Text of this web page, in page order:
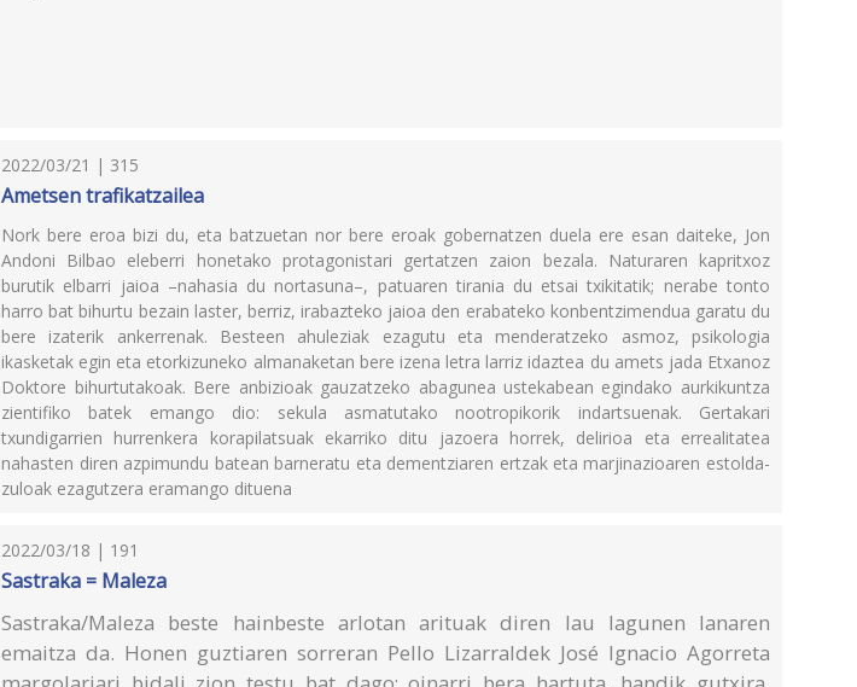
2022/03/21 | 315
Ametsen trafikatzailea
Nork bere eroa bizi du, eta batzuetan nor bere eroak gobernatzen duela ere esan daiteke, Jon
Andoni Bilbao eleberri honetako protagonistari gertatzen zaion bezala. Naturaren kapritxoz
burutik elbarri jaioa –nahasia du nortasuna–, patuaren tirania du etsai txikitatik; nerabe tonto
harro bat bihurtu bezain laster, berriz, irabazteko jaioa den erabateko konbentzimendua garatu du
bere izaterik ankerrenak. Besteen ahuleziak ezagutu eta menderatzeko asmoz, psikologia
ikasketak egin eta etorkizuneko almanaketan bere izena letra larriz idaztea du amets jada Etxanoz
Doktore bihurtutakoak. Bere anbizioak gauzatzeko abagunea ustekabean egindako aurkikuntza
zientifiko batek emango dio: sekula asmatutako nootropikorik indartsuenak. Gertakari
txundigarrien hurrenkera korapilatsuak ekarriko ditu jazoera horrek, delirioa eta errealitatea
nahasten diren azpimundu batean barneratu eta dementziaren ertzak eta marjinazioaren estolda-
zuloak ezagutzera eramango dituena
2022/03/18 | 191
Sastraka = Maleza
Sastraka/Maleza beste hainbeste arlotan arituak diren lau lagunen lanaren
emaitza da. Honen guztiaren sorreran Pello Lizarraldek José Ignacio Agorreta